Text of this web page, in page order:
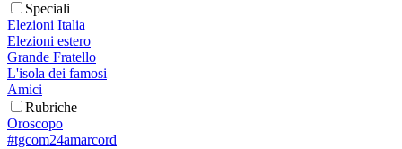
Speciali
Elezioni Italia
Elezioni estero
Grande Fratello
L'isola dei famosi
Amici
Rubriche
Oroscopo
#tgcom24amarcord